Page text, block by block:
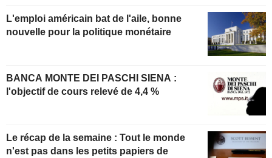
L'emploi américain bat de l'aile, bonne
nouvelle pour la politique monétaire
BANCA MONTE DEI PASCHI SIENA :
l'objectif de cours relevé de 4,4 %
Le récap de la semaine : Tout le monde
n'est pas dans les petits papiers de